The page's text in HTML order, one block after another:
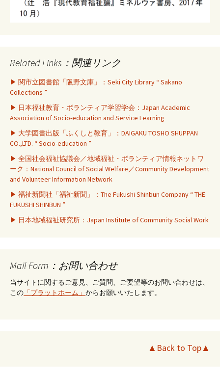
Related Links：関連リンク
▶ 関市立図書館「阪野文庫」：Seki City Library “ Sakano
Collections ”
▶ 日本福祉教育・ボランティア学習学会：Japan Academic
Association of Socio-education and Service Learning
▶ 大学図書出版「ふくしと教育」：DAIGAKU TOSHO SHUPPAN
CO.,LTD. “ Socio-education ”
▶ 全国社会福祉協議会／地域福祉・ボランティア情報ネットワ
ーク：National Council of Social Welfare／Community Development
and Volunteer Information Network
▶ 福祉新聞社「福祉新聞」：The Fukushi Shinbun Company “ THE
FUKUSHI SHINBUN ”
▶ 日本地域福祉研究所：Japan Institute of Community Social Work
Mail Form：お問い合わせ
当サイトに関するご意見、ご質問、ご要望等のお問い合わせは、
この 「プラットホーム」 からお願いいたします。
▲Back to Top▲